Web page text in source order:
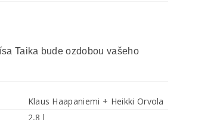
Taika bude ozdobou vašeho
Klaus Haapaniemi + Heikki Orvola
2,8 l